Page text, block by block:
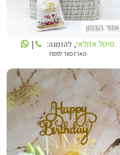
אזור הצפון
מיטל אזולאי, להזמנה: |
מארז כשר לפסח